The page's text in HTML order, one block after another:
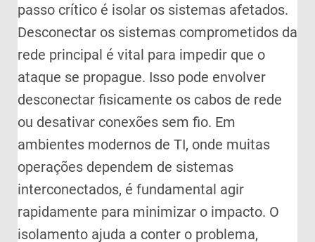
passo crítico é isolar os sistemas afetados.
Desconectar os sistemas comprometidos da
rede principal é vital para impedir que o
ataque se propague. Isso pode envolver
desconectar fisicamente os cabos de rede
ou desativar conexões sem fio. Em
ambientes modernos de TI, onde muitas
operações dependem de sistemas
interconectados, é fundamental agir
rapidamente para minimizar o impacto. O
isolamento ajuda a conter o problema,